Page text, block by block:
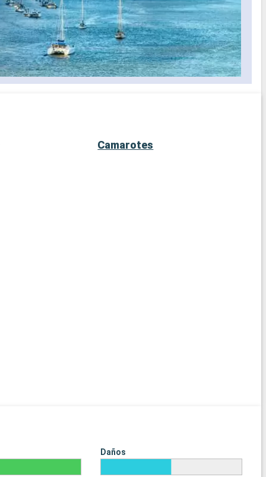
Camarotes
Daños